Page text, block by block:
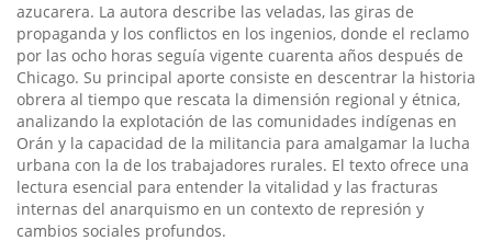
azucarera. La autora describe las veladas, las giras de
propaganda y los conflictos en los ingenios, donde el reclamo
por las ocho horas seguía vigente cuarenta años después de
Chicago. Su principal aporte consiste en descentrar la historia
obrera al tiempo que rescata la dimensión regional y étnica,
analizando la explotación de las comunidades indígenas en
Orán y la capacidad de la militancia para amalgamar la lucha
urbana con la de los trabajadores rurales. El texto ofrece una
lectura esencial para entender la vitalidad y las fracturas
internas del anarquismo en un contexto de represión y
cambios sociales profundos.